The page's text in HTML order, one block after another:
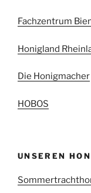
Fachzentrum
Honigland
Die Honigmacher
HOBOS
UNSEREN